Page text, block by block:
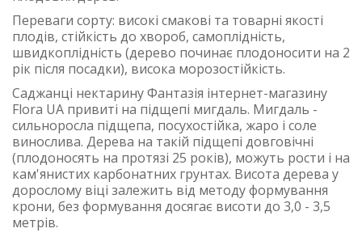
Переваги сорту: високі смакові та товарні якості
плодів, стійкість до хвороб, самоплідність,
швидкоплідність (дерево починає плодоносити на 2
рік після посадки), висока морозостійкість.
Саджанці нектарину Фантазія інтернет-магазину
Flora UA привиті на підщепі мигдаль. Мигдаль -
сильноросла підщепа, посухостійка, жаро і соле
винослива. Дерева на такій підщепі довговічні
(плодоносять на протязі 25 років), можуть рости і на
кам'янистих карбонатних грунтах. Висота дерева у
дорослому віці залежить від методу формування
крони, без формування досягає висоти до 3,0 - 3,5
метрів.